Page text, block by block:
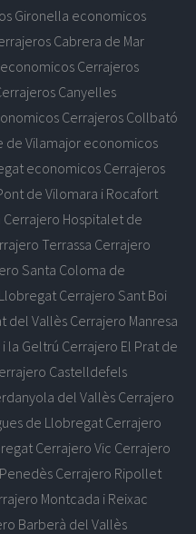
Gironella economicos
Cabrera de Mar
Cerrajeros
Canyelles
Cerrajeros Collbató
de Vilamajor economicos
economicosCerrajeros
de Vilomara i Rocafort
Cerrajero Hospitalet de
Terrassa Cerrajero
Santa Coloma de
Cerrajero Sant Boi
del Vallès Cerrajero Manresa
la Geltrú Cerrajero El Prat de
Castelldefels
del Vallès Cerrajero
de Llobregat Cerrajero
Cerrajero Vic Cerrajero
Cerrajero Ripollet
Montcada i Reixac
Barberà del Vallès